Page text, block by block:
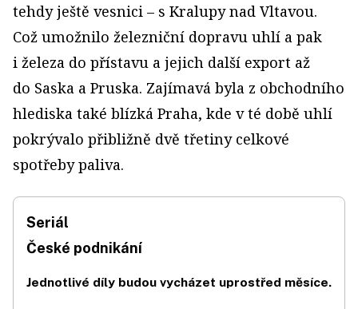
tehdy ještě vesnici – s Kralupy nad Vltavou.
Což umožnilo železniční dopravu uhlí a pak
i železa do přístavu a jejich další export až
do Saska a Pruska. Zajímavá byla z obchodního
hlediska také blízká Praha, kde v té době uhlí
pokrývalo přibližně dvě třetiny celkové
spotřeby paliva.
Seriál
České podnikání
Jednotlivé díly budou vycházet uprostřed měsíce.